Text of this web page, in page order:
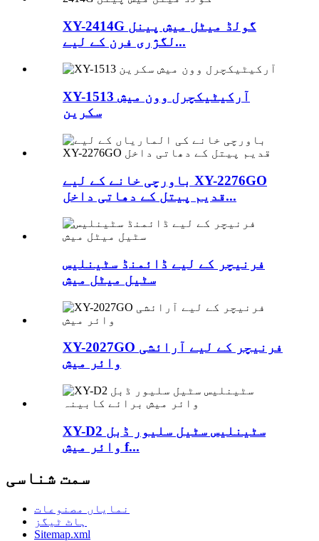
XY-2414G گولڈ میٹل میش پینل
لگژری فرن کے لیے...
XY-1513 آرکیٹیکچرل وون میش
سکرین
باورچی خانے کے لیے XY-2276GO
قدیم پیتل کے دھاتی داخل...
فرنیچر کے لیے ڈائمنڈ سٹینلیس
سٹیل میٹل میش
XY-2027GO فرنیچر کے لیے آرائشی
وائر میش
XY-D2 سٹینلیس سٹیل سلیور ڈبل
وائر میش f...
سمت شناسی
نمایاں مصنوعات
ہاٹ ٹیگز
Sitemap.xml